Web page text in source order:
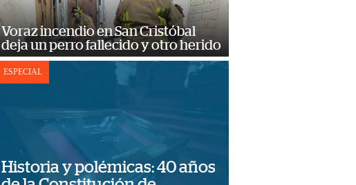
Voraz incendio en San Cristóbal
deja un perro fallecido y otro herido
ESPECIAL
Historia y polémicas: 40 años